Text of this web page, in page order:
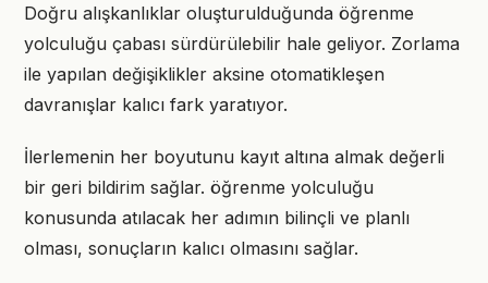
Doğru alışkanlıklar oluşturulduğunda öğrenme
yolculuğu çabası sürdürülebilir hale geliyor. Zorlama
ile yapılan değişiklikler aksine otomatikleşen
davranışlar kalıcı fark yaratıyor.
İlerlemenin her boyutunu kayıt altına almak değerli
bir geri bildirim sağlar. öğrenme yolculuğu
konusunda atılacak her adımın bilinçli ve planlı
olması, sonuçların kalıcı olmasını sağlar.